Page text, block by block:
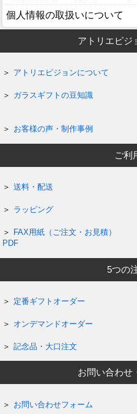
個人情報の取扱いについて
アトリエピジ
アトリエピジョンについて
ガラスギフトの豆知識
お客様の声・制作事例
ご利
送料・配送
ラッピング
FAX用紙（ご注文・お見積）
PDF
5つの
定番ギフトオーダー
オンデマンドオーダー
記念品・大口注文
お問い合わせ
お問い合わせフォーム